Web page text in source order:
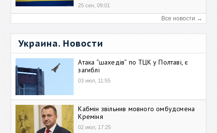
25 сен, 09:01
Все новости →
Украина. Новости
Атака “шахедів” по ТЦК у Полтаві, є
загиблі
03 июл, 11:55
Кабмін звільнив мовного омбудсмена
Креміня
02 июл, 17:25